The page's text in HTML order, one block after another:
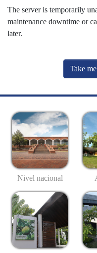
The server is temporarily
maintenance downtime or
later.
Take
Nivel nacional